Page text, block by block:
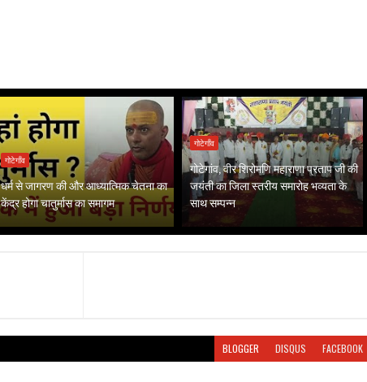
गोटेगाँव
धर्म से जागरण की और आध्यात्मिक चेतना का
केंद्र होगा चातुर्मास का समागम
गोटेगाँव
गोटेगांव, वीर शिरोमणि महाराणा प्रताप जी की
जयंती का जिला स्तरीय समारोह भव्यता के
साथ सम्पन्न
BLOGGER DISQUS FACEBOOK